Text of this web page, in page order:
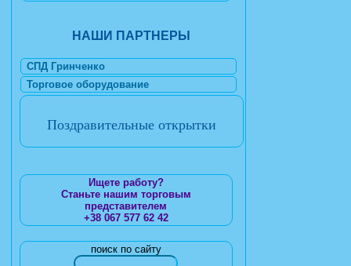
НАШИ ПАРТНЕРЫ
СПД Гринченко
Торговое оборудование
Поздравительные открытки
Ищете работу?
Станьте нашим торговым
представителем
+38 067 577 62 42
поиск по сайту